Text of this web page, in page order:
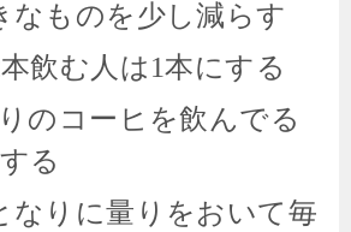
なものを少し減らす
本飲む人は1本にする
のコーヒを飲んでる
る
なりに量りをおいて毎